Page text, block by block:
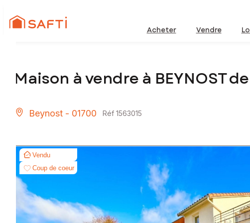
Acheter Vendre
Maison à vendre à BEYNOST
Beynost - 01700 Réf 1563015
Vendu
Coup de coeur